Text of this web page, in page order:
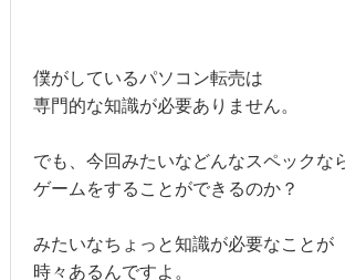
僕がしているパソコン転売は
専門的な知識が必要ありません。
でも、今回みたいなどんなスペックな
ゲームをすることができるのか？
みたいなちょっと知識が必要なことが
時々あるんですよ。